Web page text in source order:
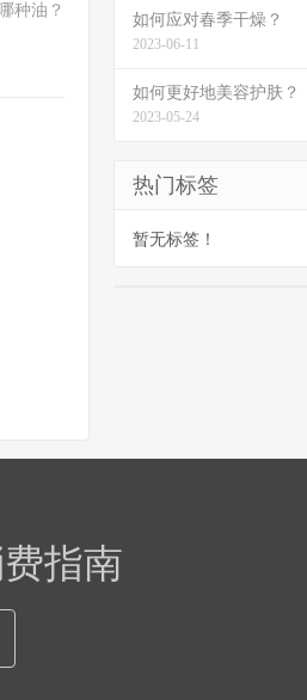
种油？
如何应对春季干燥？
2023-06-11
如何更好地美容护肤？
2023-05-24
热门标签
暂无标签！
指南